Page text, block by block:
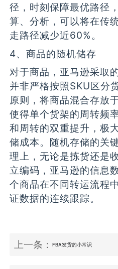
径，时刻保障最优路径
算、分析，可以将在传
走路径减少近60%。
4、商品的随机储存
对于商品，亚马逊采取
并非严格按照SKU区分
原则，将商品混合存放
使得单个货架的周转频
和周转的双重提升，极
储成本。随机存储的关
理上，无论是拣货还是
立编码，亚马逊的信息
个商品在不同转运流程
证数据的连续跟踪。
上一条：FBA发货的小常识